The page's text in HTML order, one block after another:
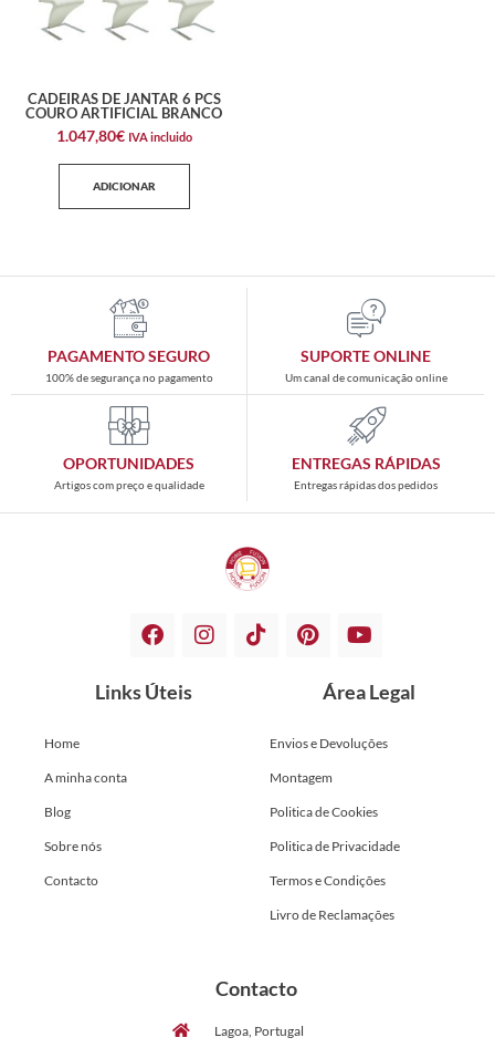
CADEIRAS DE JANTAR 6 PCS
COURO ARTIFICIAL BRANCO
1.047,80€ IVA incluido
ADICIONAR
PAGAMENTO SEGURO
100% de segurança no pagamento
SUPORTE ONLINE
Um canal de comunicação online
OPORTUNIDADES
Artigos com preço e qualidade
ENTREGAS RÁPIDAS
Entregas rápidas dos pedidos
Links Úteis
Home
A minha conta
Blog
Sobre nós
Contacto
Área Legal
Envios e Devoluções
Montagem
Politica de Cookies
Politica de Privacidade
Termos e Condições
Livro de Reclamações
Contacto
Lagoa, Portugal